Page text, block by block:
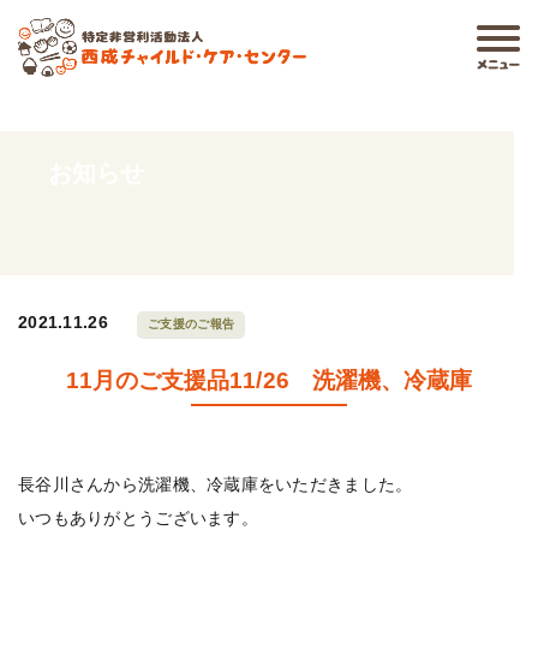
2021.11.26 ご支援のご報告
11月のご支援品11/26 洗濯機、冷蔵庫
長谷川さんから洗濯機、冷蔵庫をいただきました。
いつもありがとうございます。